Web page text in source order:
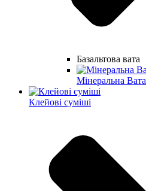
Базальтова вата
Мінеральна Вата
Клейові суміші